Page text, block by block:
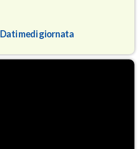
Dati medi giornata